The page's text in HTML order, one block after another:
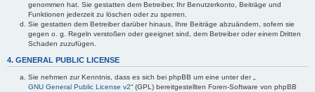
genommen hat. Sie gestatten dem Betreiber, Ihr Benutzerkonto, Beiträge und
Funktionen jederzeit zu löschen oder zu sperren.
Sie gestatten dem Betreiber darüber hinaus, Ihre Beiträge abzuändern, sofern sie
gegen o. g. Regeln verstoßen oder geeignet sind, dem Betreiber oder einem Dritten
Schaden zuzufügen.
4. GENERAL PUBLIC LICENSE
Sie nehmen zur Kenntnis, dass es sich bei phpBB um eine unter der „
GNU General Public License v2“ (GPL) bereitgestellten Foren-Software von phpBB